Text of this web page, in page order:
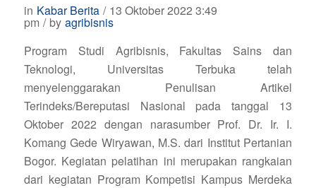
in Kabar Berita / 13 Oktober 2022 3:49
pm / by agribisnis
Program Studi Agribisnis, Fakultas Sains dan
Teknologi, Universitas Terbuka telah
menyelenggarakan Penulisan Artikel
Terindeks/Bereputasi Nasional pada tanggal 13
Oktober 2022 dengan narasumber Prof. Dr. Ir. I.
Komang Gede Wiryawan, M.S. dari Institut Pertanian
Bogor. Kegiatan pelatihan ini merupakan rangkaian
dari kegiatan Program Kompetisi Kampus Merdeka